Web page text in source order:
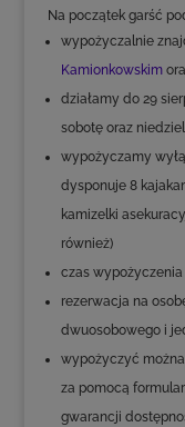
Na początek garść
wypożyczalnie
Kamionkowskim
działamy do 29
sobotę oraz
wypożyczamy
dysponuje 8
kamizelki
również)
czas
rezerwacja na
dwuosobowego i
wypożyczyć
za pomocą
gwarancji